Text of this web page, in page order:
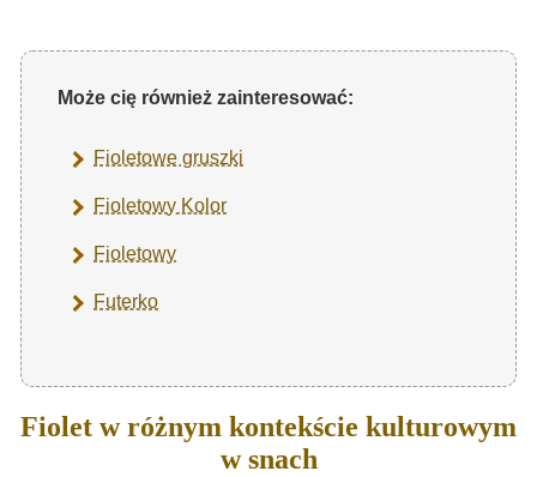
Może cię również zainteresować:
Fioletowe gruszki
Fioletowy Kolor
Fioletowy
Futerko
Fiolet w różnym kontekście kulturowym
w snach